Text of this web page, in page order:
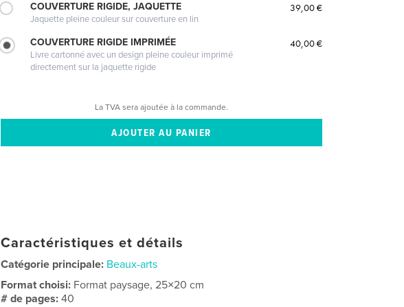
COUVERTURE RIGIDE, JAQUETTE
Jaquette pleine couleur sur couverture en lin
39,00 €
COUVERTURE RIGIDE IMPRIMÉE
Livre cartonné avec un design pleine couleur imprimé
directement sur la jaquette rigide
40,00 €
La TVA sera ajoutée à la commande.
Caractéristiques et détails
Catégorie principale: Beaux-arts
Format choisi: Format paysage, 25×20 cm
# de pages:40